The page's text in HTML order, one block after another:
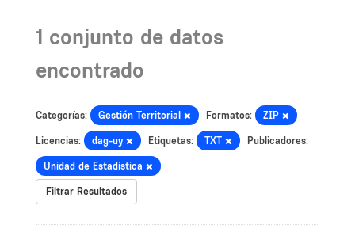
1 conjunto de datos
encontrado
Categorías: Gestión Territorial Formatos: ZIP
Licencias: dag-uy Etiquetas: TXT Publicadores:
Unidad de Estadística
Filtrar Resultados